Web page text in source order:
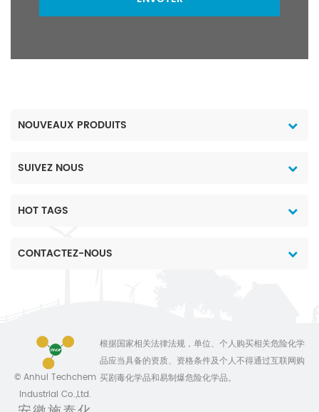
NOUVEAUX PRODUITS
SUIVEZ NOUS
HOT TAGS
CONTACTEZ-NOUS
© Anhui Techchem
Industrial Co.,Ltd.
根据国家相关法律法规，单位、个人购买相关危险化学
品应当具备的资质、资格条件及个人不得通过互联网购
买剧毒化学品和易制爆危险化学品。